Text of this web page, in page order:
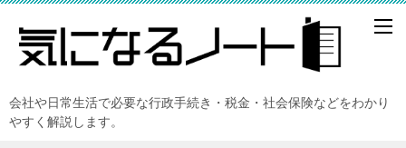
会社や日常生活で必要な行政手続き・税金・社会保険などをわかり
やすく解説します。